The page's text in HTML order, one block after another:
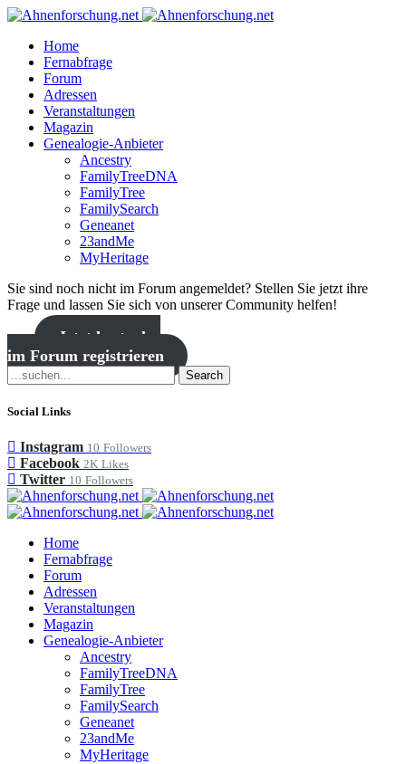
Home
Fernabfrage
Forum
Adressen
Veranstaltungen
Magazin
Genealogie-Anbieter
Ancestry
FamilyTreeDNA
FamilyTree
FamilySearch
Geneanet
23andMe
MyHeritage
Sie sind noch nicht im Forum angemeldet? Stellen Sie jetzt ihre
Frage und lassen Sie sich von unserer Community helfen!
Jetzt kostenlos
im Forum registrieren
Search
Social Links
Instagram 10 Followers
Facebook 2K Likes
Twitter 10 Followers
Home
Fernabfrage
Forum
Adressen
Veranstaltungen
Magazin
Genealogie-Anbieter
Ancestry
FamilyTreeDNA
FamilyTree
FamilySearch
Geneanet
23andMe
MyHeritage